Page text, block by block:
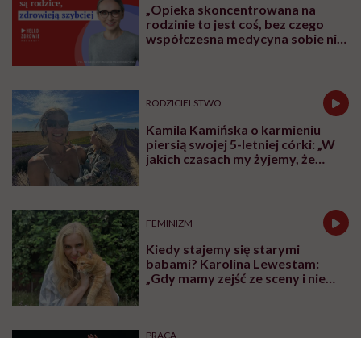
„Opieka skoncentrowana na
rodzinie to jest coś, bez czego
współczesna medycyna sobie nie
RODZICIELSTWO
Kamila Kamińska o karmieniu
piersią swojej 5-letniej córki: „W
jakich czasach my żyjemy, że
FEMINIZM
Kiedy stajemy się starymi
babami? Karolina Lewestam:
„Gdy mamy zejść ze sceny i nie
PRACA